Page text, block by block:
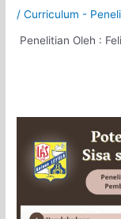
/Curriculum -
Penelitian Oleh :